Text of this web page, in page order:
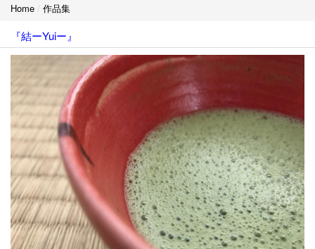
お知らせ
アオを求めて
ギャラリーnote
作品集
ギャラリーアクセス/SNS
取扱店
プロフィール
お問合せ
Home / 作品集
『結ーYuiー』